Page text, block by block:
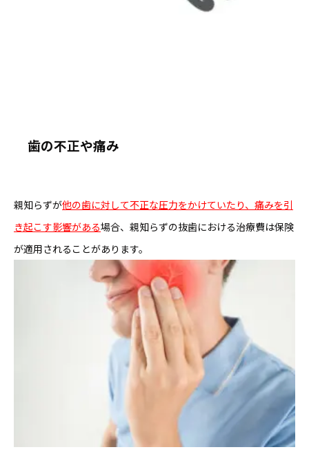
歯の不正や痛み
親知らずが他の歯に対して不正な圧力をかけていたり、痛みを引
き起こす影響がある場合、親知らずの抜歯における治療費は保険
が適用されることがあります。